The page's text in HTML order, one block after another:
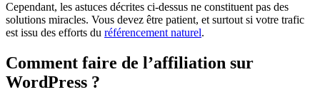
Cependant, les astuces décrites ci-dessus ne constituent pas des
solutions miracles. Vous devez être patient, et surtout si votre trafic
est issu des efforts du référencement naturel.
Comment faire de l’affiliation sur
WordPress ?